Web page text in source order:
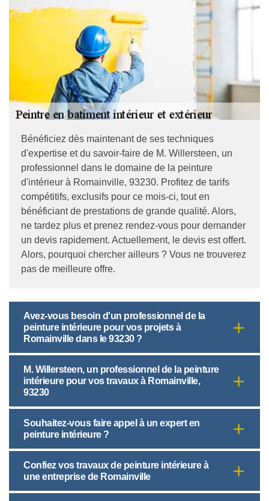
Bénéficiez dès maintenant de ses techniques
d'expertise et du savoir-faire de M. Willersteen, un
professionnel dans le domaine de la peinture
d'intérieur à Romainville, 93230. Profitez de tarifs
compétitifs, exclusifs pour ce mois-ci, tout en
bénéficiant de prestations de grande qualité. Alors,
ne tardez plus et prenez rendez-vous pour demander
un devis rapidement. Actuellement, le devis est offert.
Alors, pourquoi chercher ailleurs ? Vous ne trouverez
pas de meilleure offre.
Avez-vous besoin d'un professionnel de la
peinture intérieure pour vos projets à
Romainville dans le 93230 ?
M. Willersteen, un professionnel de la peinture
intérieure pour vos travaux à Romainville,
93230
Souhaitez-vous faire appel à un expert en
peinture intérieure ?
Confiez vos travaux de peinture intérieure à
une entreprise de Romainville